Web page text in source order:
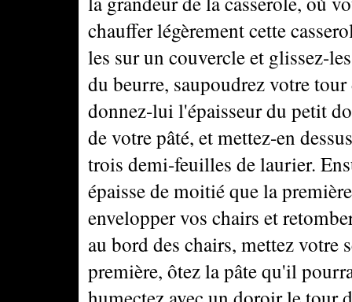
chauffer légèrement cette
les sur un couvercle et glissez-
du beurre, saupoudrez votre
donnez-lui l'épaisseur du petit
de votre pâté, et mettez-en
trois demi-feuilles de laurier.
épaisse de moitié que la
envelopper vos chairs et
au bord des chairs, mettez votre
première, ôtez la pâte qu'il